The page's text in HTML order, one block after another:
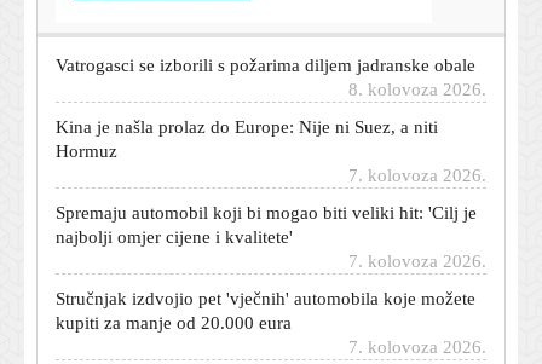
8. kolovoza 2026.
Kina je našla prolaz do Europe: Nije ni Suez, a niti
Hormuz
Spremaju automobil koji bi mogao biti veliki hit: 'Cilj je
najbolji omjer cijene i kvalitete'
Stručnjak izdvojio pet 'vječnih' automobila koje možete
kupiti za manje od 20.000 eura